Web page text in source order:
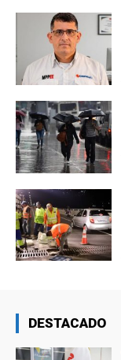
DESTACADO